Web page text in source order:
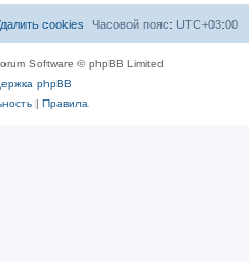
Часовой пояс: UTC+03:00
cookies
Software © phpBB Limited
phpBB
| Правила